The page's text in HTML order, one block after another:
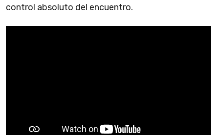
control absoluto del encuentro.